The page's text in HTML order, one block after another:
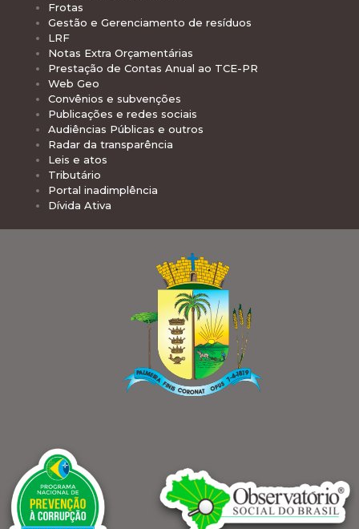
Frotas
Gestão e Gerenciamento de resíduos
LRF
Notas Extra Orçamentárias
Prestação de Contas Anual ao TCE-PR
Web Geo
Convênios e subvenções
Publicações e redes sociais
Audiências Públicas e outros
Radar da transparência
Leis e atos
Tributário
Portal inadimplência
Dívida Ativa